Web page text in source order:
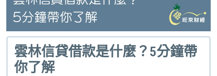
雲林信貸借款是什麼？5分鐘帶
你了解